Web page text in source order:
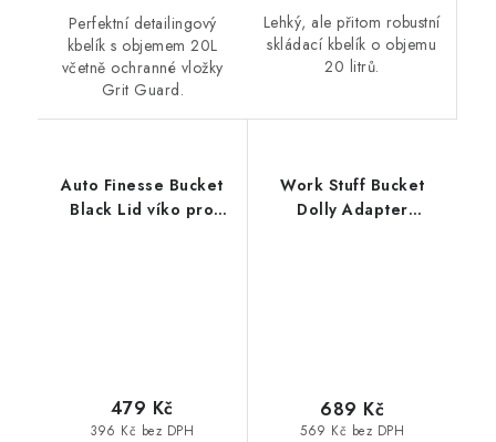
Perfektní detailingový
kbelík s objemem 20L
včetně ochranné vložky
Grit Guard.
Lehký, ale přitom robustní
skládací kbelík o objemu
20 litrů.
Auto Finesse Bucket
Black Lid víko pro
396 Kč bez DPH
479 Kč
Work Stuff Bucket
Dolly Adapter
569 Kč bez DPH
689 Kč